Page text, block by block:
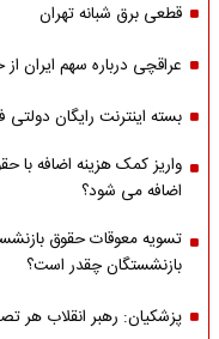
قطعی برق شبانه تهران
عراقچی درباره سهم ایران
بسته اینترنت رایگان دولتی فعال
واریز کمک هزینه اضافه با
اضافه می شود؟
تسویه معوقات حقوق
بازنشستگان چقدر است؟
پزشکیان: رهبر انقلاب هر